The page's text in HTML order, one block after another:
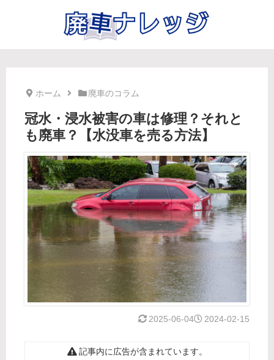
ホーム 廃車のコラム
冠水・浸水被害の車は修理？それと
も廃車？【水没車を売る方法】
2024-02-15
2025-06-04
記事内に広告が含まれています。